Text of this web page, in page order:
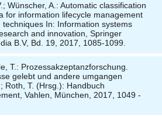
Wünscher, A. : Automatic classification
for information lifecycle management
In: Information systems
and innovation, Springer
B.V, Bd. 19, 2017, 1085-1099.
T.: Prozessakzeptanzforschung.
gelebt und andere umgangen
Roth, T. (Hrsg.): Handbuch
Vahlen, München, 2017, 1049 -